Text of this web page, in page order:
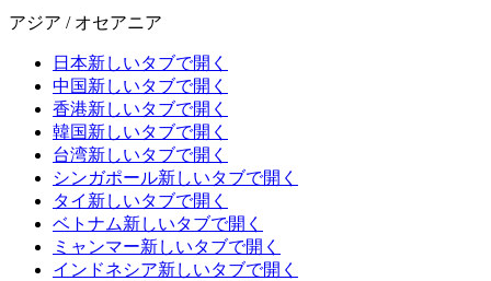
アジア / オセアニア
日本新しいタブで開く
中国新しいタブで開く
香港新しいタブで開く
韓国新しいタブで開く
台湾新しいタブで開く
シンガポール新しいタブで開く
タイ 新しいタブで開く
ベトナム新しいタブで開く
ミャンマー新しいタブで開く
インドネシア新しいタブで開く